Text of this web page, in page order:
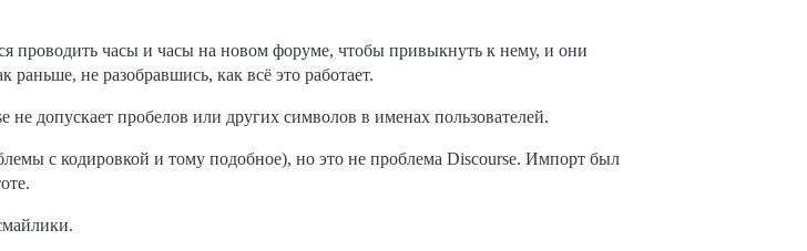
проводить часы и часы на новом форуме, чтобы привыкнуть к нему, и они
не разобравшись, как всё это работает.
допускает пробелов или других символов в именах пользователей.
с кодировкой и тому подобное), но это не проблема Discourse. Импорт был